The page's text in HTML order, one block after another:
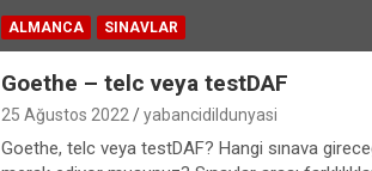
ALMANCA SINAVLAR
Goethe – telc veya testDAF
25 Ağustos 2022 yabancidildunyasi
Goethe, telc veya testDAF? Hangi sınava